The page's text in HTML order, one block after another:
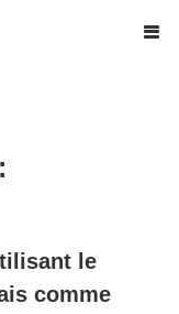
le
comme